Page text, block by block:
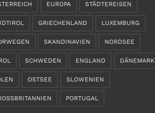
EUROPA STÄDTEREISEN
GRIECHENLAND LUXEMBURG
SKANDINAVIEN NORDSEE
SCHWEDEN ENGLAND DÄNEMARK
OSTSEE SLOWENIEN
PORTUGAL